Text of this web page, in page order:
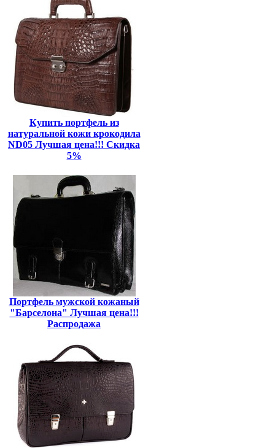
Купить портфель из
натуральной кожи крокодила
ND05 Лучшая цена!!! Скидка
5%
Портфель мужской кожаный
"Барселона" Лучшая цена!!!
Распродажа